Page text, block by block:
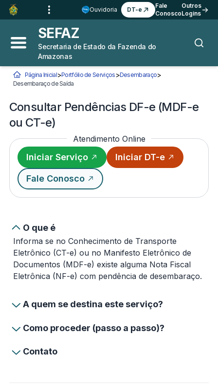
Ir para o
Conteúdo
Ir para a
Navegação 3
Ir para o
Rodapé 4
Ouvidoria DT-e
Fale
Conosco
Outros
Logins
Abrir menu principal
SEFAZ
Secretaria de Estado da Fazenda do
Amazonas
Você está aqui:
Página Inicial>Portfólio de Serviços >Desembaraço>
Desembaraço de SaídaConsultar Pendências DF-e (MDF-e ou CT-e)
Consultar Pendências DF-e (MDF-e
ou CT-e)
Atendimento Online
Iniciar Serviço Iniciar DT-e
Fale Conosco
O que é
Informa se no Conhecimento de Transporte
Eletrônico (CT-e) ou no Manifesto Eletrônico de
Documentos (MDF-e) existe alguma Nota Fiscal
Eletrônica (NF-e) com pendência de desembaraço.
A quem se destina este serviço?
Como proceder (passo a passo)?
Contato